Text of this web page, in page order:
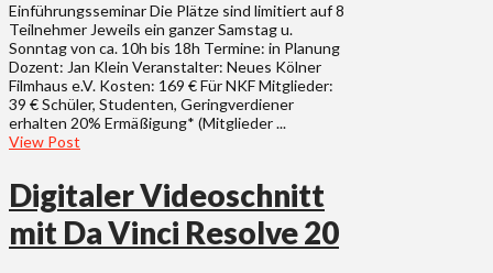
Einführungsseminar Die Plätze sind limitiert auf 8
Teilnehmer Jeweils ein ganzer Samstag u.
Sonntag von ca. 10h bis 18h Termine: in Planung
Dozent: Jan Klein Veranstalter: Neues Kölner
Filmhaus e.V. Kosten: 169 € Für NKF Mitglieder:
39 € Schüler, Studenten, Geringverdiener
erhalten 20% Ermäßigung* (Mitglieder ...
View Post
Digitaler Videoschnitt
mit Da Vinci Resolve 20